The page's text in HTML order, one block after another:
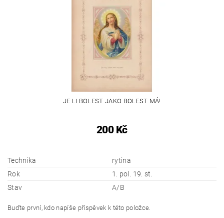
JE LI BOLEST JAKO BOLEST MÁ!
200 Kč
Technika
rytina
Rok
1. pol. 19. st.
Stav
A/B
Buďte první, kdo napíše příspěvek k této položce.